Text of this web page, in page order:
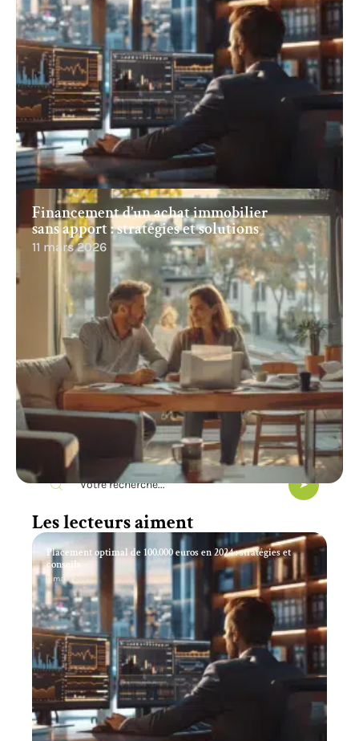
Financement d’un achat immobilier
sans apport : stratégies et solutions
11 mars 2026
Recherche
Les lecteurs aiment
Placement optimal de 100.000 euros en 2024 : stratégies et
conseils
11 mars 2026